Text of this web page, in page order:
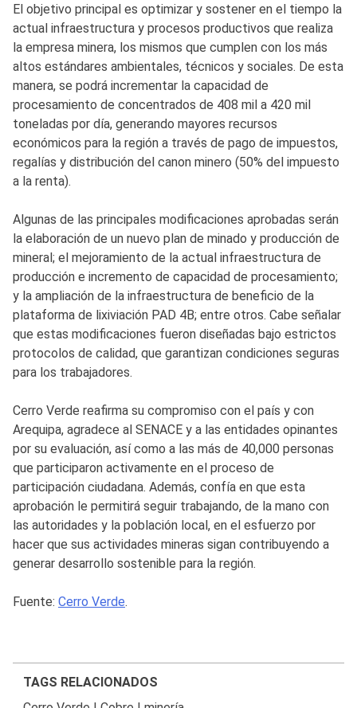
El objetivo principal es optimizar y sostener en el tiempo la
actual infraestructura y procesos productivos que realiza
la empresa minera, los mismos que cumplen con los más
altos estándares ambientales, técnicos y sociales. De esta
manera, se podrá incrementar la capacidad de
procesamiento de concentrados de 408 mil a 420 mil
toneladas por día, generando mayores recursos
económicos para la región a través de pago de impuestos,
regalías y distribución del canon minero (50% del impuesto
a la renta).
Algunas de las principales modificaciones aprobadas serán
la elaboración de un nuevo plan de minado y producción de
mineral; el mejoramiento de la actual infraestructura de
producción e incremento de capacidad de procesamiento;
y la ampliación de la infraestructura de beneficio de la
plataforma de lixiviación PAD 4B; entre otros. Cabe señalar
que estas modificaciones fueron diseñadas bajo estrictos
protocolos de calidad, que garantizan condiciones seguras
para los trabajadores.
Cerro Verde reafirma su compromiso con el país y con
Arequipa, agradece al SENACE y a las entidades opinantes
por su evaluación, así como a las más de 40,000 personas
que participaron activamente en el proceso de
participación ciudadana. Además, confía en que esta
aprobación le permitirá seguir trabajando, de la mano con
las autoridades y la población local, en el esfuerzo por
hacer que sus actividades mineras sigan contribuyendo a
generar desarrollo sostenible para la región.
Fuente: Cerro Verde.
TAGS RELACIONADOS